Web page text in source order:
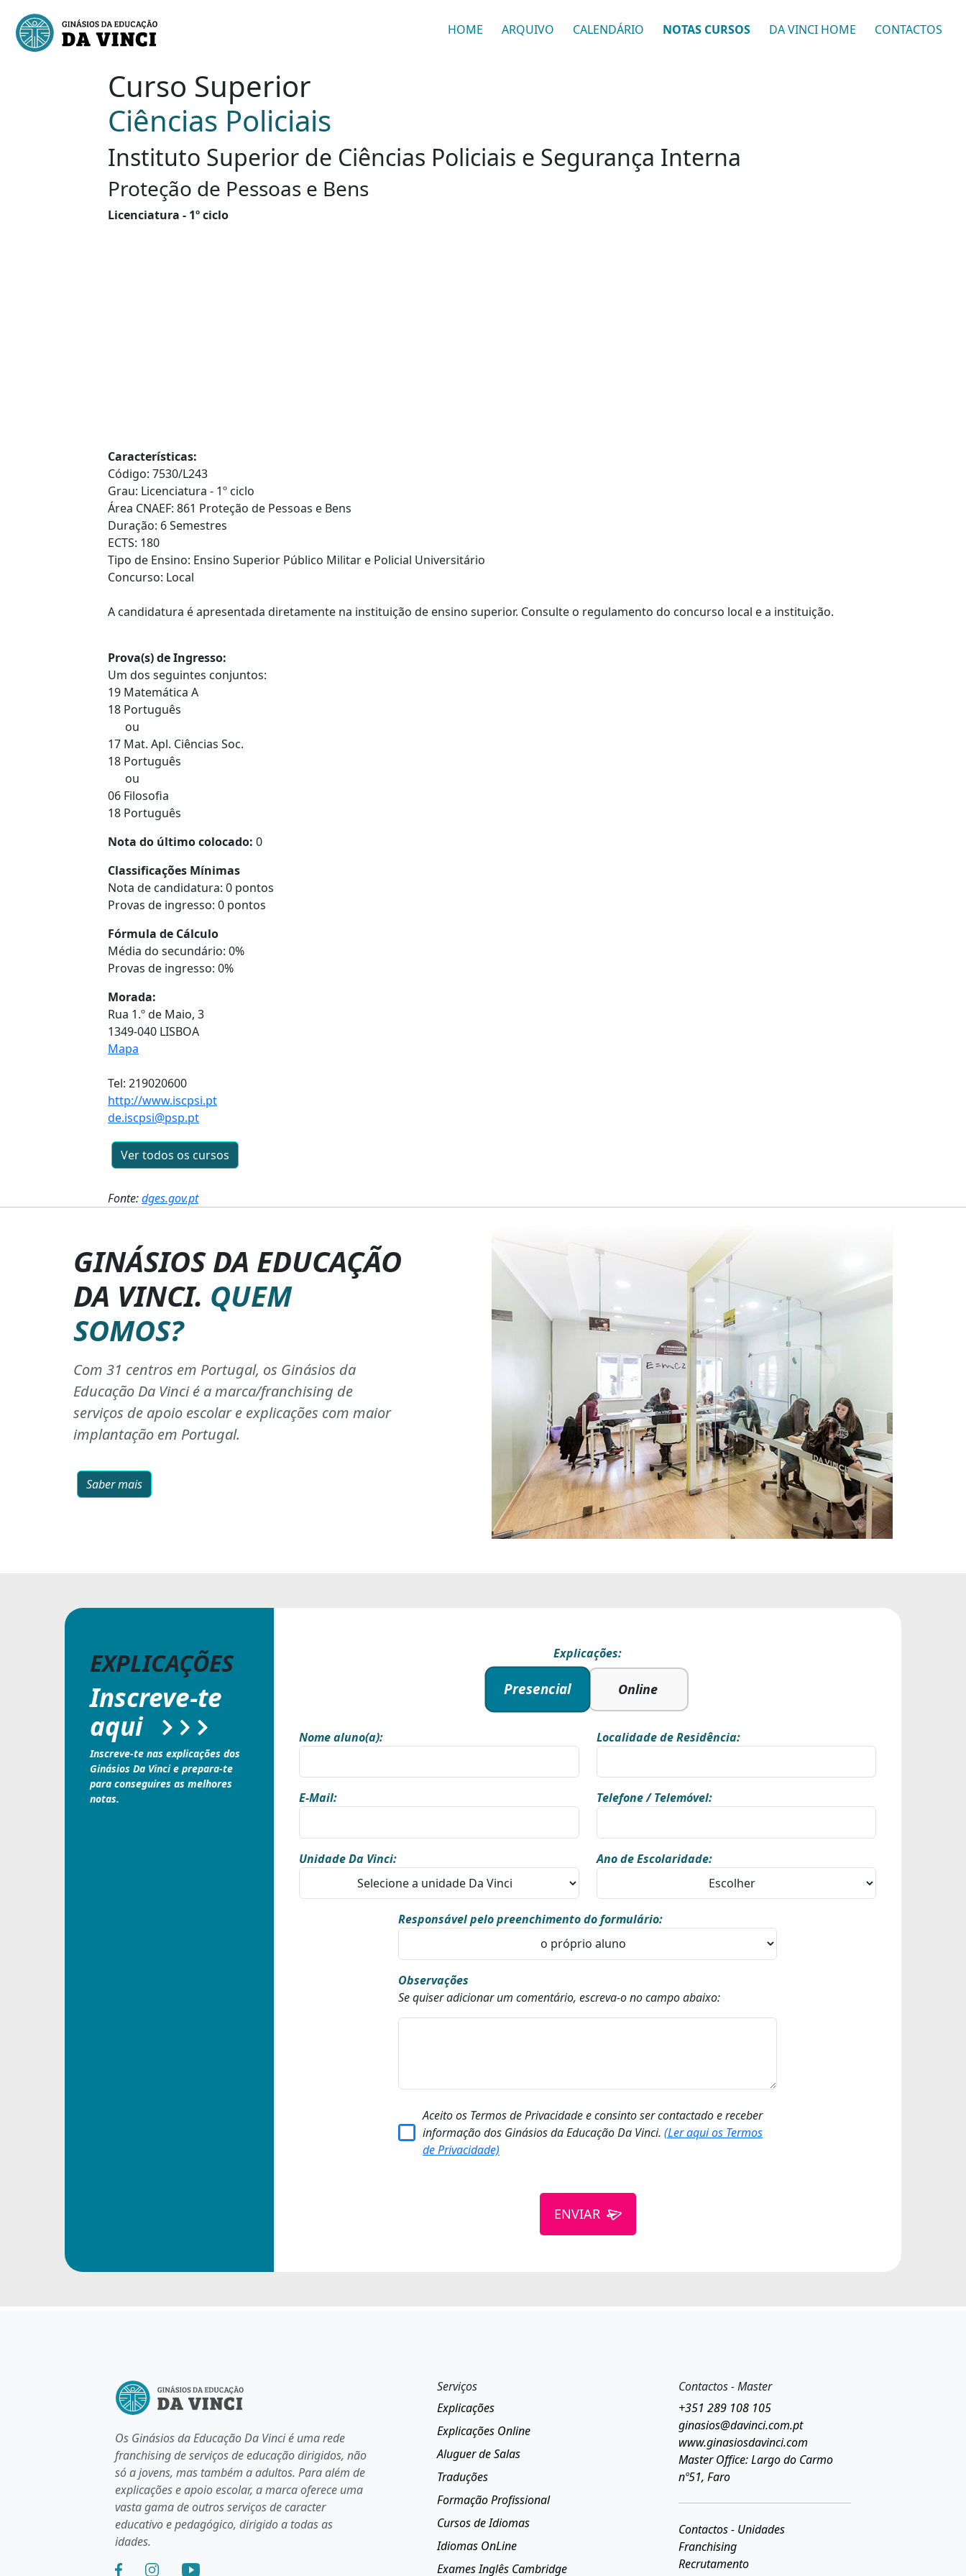
HOME ARQUIVO CALENDÁRIO NOTAS CURSOS DA VINCI HOME CONTACTOS
Curso Superior
Ciências Policiais
Instituto Superior de Ciências Policiais e Segurança Interna
Proteção de Pessoas e Bens
Licenciatura - 1º ciclo
Características:
Código: 7530/L243
Grau: Licenciatura - 1º ciclo
Área CNAEF: 861 Proteção de Pessoas e Bens
Duração: 6 Semestres
ECTS: 180
Tipo de Ensino: Ensino Superior Público Militar e Policial Universitário
Concurso: Local
A candidatura é apresentada diretamente na instituição de ensino superior. Consulte o regulamento do concurso local e a instituição.
Prova(s) de Ingresso:
Um dos seguintes conjuntos:
19 Matemática A
18 Português
ou
17 Mat. Apl. Ciências Soc.
18 Português
ou
06 Filosofia
18 Português
Nota do último colocado: 0
Classificações Mínimas
Nota de candidatura: 0 pontos
Provas de ingresso: 0 pontos
Fórmula de Cálculo
Média do secundário: 0%
Provas de ingresso: 0%
Morada:
Rua 1.º de Maio, 3
1349-040 LISBOA
Mapa
Tel: 219020600
http://www.iscpsi.pt
de.iscpsi@psp.pt
Ver todos os cursos
Fonte:dges.gov.pt
GINÁSIOS DA EDUCAÇÃO
DA VINCI. QUEM
SOMOS?
Com 31 centros em Portugal, os Ginásios da
Educação Da Vinci é a marca/franchising de
serviços de apoio escolar e explicações com maior
implantação em Portugal.
Saber mais
EXPLICAÇÕES
Inscreve-te
aqui
Inscreve-te nas explicações dos
Ginásios Da Vinci e prepara-te
para conseguires as melhores
notas.
Explicações:
Presencial Online
Nome aluno(a): Localidade de Residência:
E-Mail: Telefone / Telemóvel:
Unidade Da Vinci: Ano de Escolaridade:
Responsável pelo preenchimento do formulário:
Observações
Se quiser adicionar um comentário, escreva-o no campo abaixo:
Aceito os Termos de Privacidade e consinto ser contactado e receber
informação dos Ginásios da Educação Da Vinci. (Ler aqui os Termos
de Privacidade)
ENVIAR
Os Ginásios da Educação Da Vinci é uma rede
franchising de serviços de educação dirigidos, não
só a jovens, mas também a adultos. Para além de
explicações e apoio escolar, a marca oferece uma
vasta gama de outros serviços de caracter
educativo e pedagógico, dirigido a todas as
idades.
Serviços
Explicações
Explicações Online
Aluguer de Salas
Traduções
Formação Profissional
Cursos de Idiomas
Idiomas OnLine
Exames Inglês Cambridge
Contactos - Master
+351 289 108 105
ginasios@davinci.com.pt
www.ginasiosdavinci.com
Master Office: Largo do Carmo
nº51, Faro
Contactos - Unidades
Franchising
Recrutamento